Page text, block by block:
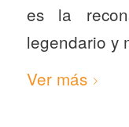
es la
legendario y
Ver más